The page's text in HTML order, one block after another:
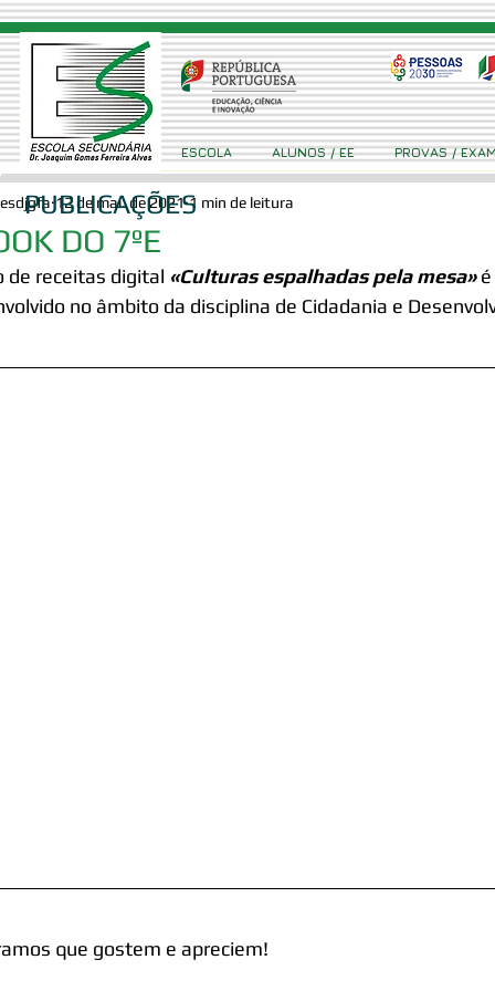
DO 7ºE
esdjgfa 12 de mai. de 2021 1 min de leitura
de receitas digital «Culturas espalhadas pela mesa» é
no âmbito da disciplina de Cidadania e
que gostem e apreciem!
PUBLICAÇÕES
ESCOLA ALUNOS / EE PROVAS /